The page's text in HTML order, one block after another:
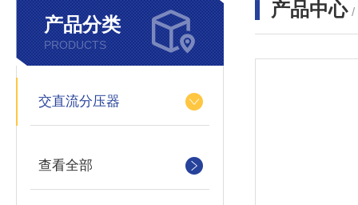
产品分类
PRODUCTS
交直流分压器
查看全部
产品中心 /